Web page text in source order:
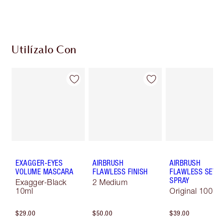
Utilízalo Con
EXAGGER-EYES
VOLUME MASCARA
Exagger-Black
10ml
$29.00
AIRBRUSH
FLAWLESS FINISH
2 Medium
$50.00
AIRBRUSH
FLAWLESS
SPRAY
Original 100
$39.00